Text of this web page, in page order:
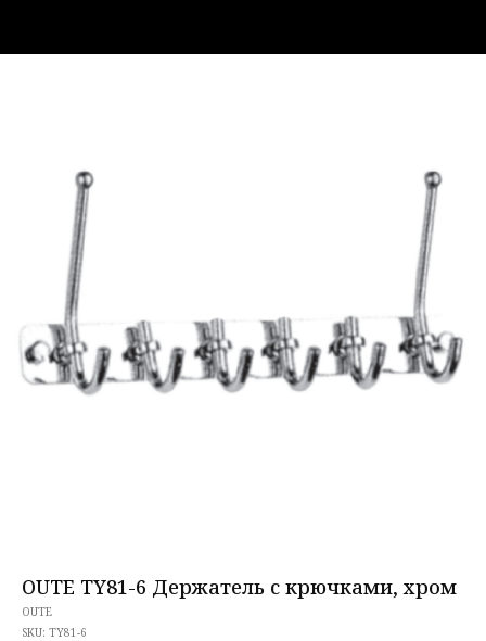
OUTE TY81-6 Держатель с крючками, хром
OUTE
SKU: TY81-6